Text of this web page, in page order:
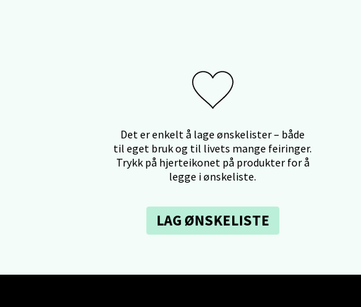
Det er enkelt å lage ønskelister – både
til eget bruk og til livets mange feiringer.
Trykk på hjerteikonet på produkter for å
legge i ønskeliste.
LAG ØNSKELISTE
Sartorvegen 12,
Åpent i dag 10-21
0 i butikk